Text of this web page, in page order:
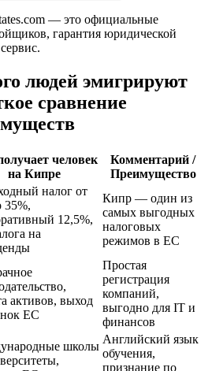
— это официальные
гарантия юридической
людей эмигрируют
сравнение
человек
на Кипре
Комментарий /
Преимущество
налог от
35%,
12,5%,
на
Кипр — один из
самых выгодных
налоговых
режимов в ЕС
активов, выход
ЕС
Простая
регистрация
компаний,
выгодно для IT и
финансов
школы
Английский язык
обучения,
признание по